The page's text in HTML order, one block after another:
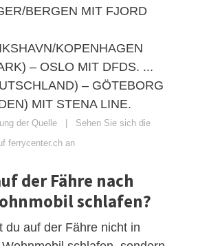
BERGEN MIT FJORD
KOPENHAGEN
– OSLO MIT DFDS. ...
– GÖTEBORG
MIT STENA LINE.
der Quelle | Sehen Sie sich die
ferrycenter.ch an
der Fähre nach
schlafen?
du auf der Fähre nicht in